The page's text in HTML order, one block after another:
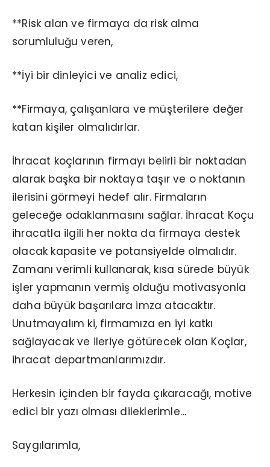
**Risk alan ve firmaya da risk alma
sorumluluğu veren,
**İyi bir dinleyici ve analiz edici,
**Firmaya, çalışanlara ve müşterilere değer
katan kişiler olmalıdırlar.
İhracat koçlarının firmayı belirli bir noktadan
alarak başka bir noktaya taşır ve o noktanın
ilerisini görmeyi hedef alır. Firmaların
geleceğe odaklanmasını sağlar. İhracat Koçu
ihracatla ilgili her nokta da firmaya destek
olacak kapasite ve potansiyelde olmalıdır.
Zamanı verimli kullanarak, kısa sürede büyük
işler yapmanın vermiş olduğu motivasyonla
daha büyük başarılara imza atacaktır.
Unutmayalım ki, firmamıza en iyi katkı
sağlayacak ve ileriye götürecek olan Koçlar,
ihracat departmanlarımızdır.
Herkesin içinden bir fayda çıkaracağı, motive
edici bir yazı olması dileklerimle…
Saygılarımla,